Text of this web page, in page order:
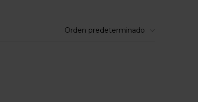
Orden predeterminado